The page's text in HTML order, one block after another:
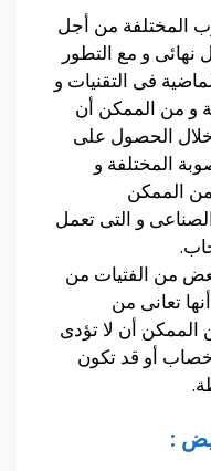
المختلفة من أجل
و مع التطور
فى التقنيات و
و من الممكن أن
الحصول على
المختلفة و
من الممكن
و التى تعمل
من الفتيات من
تعانى من
الممكن أن لا تؤدى
أو قد تكون
: